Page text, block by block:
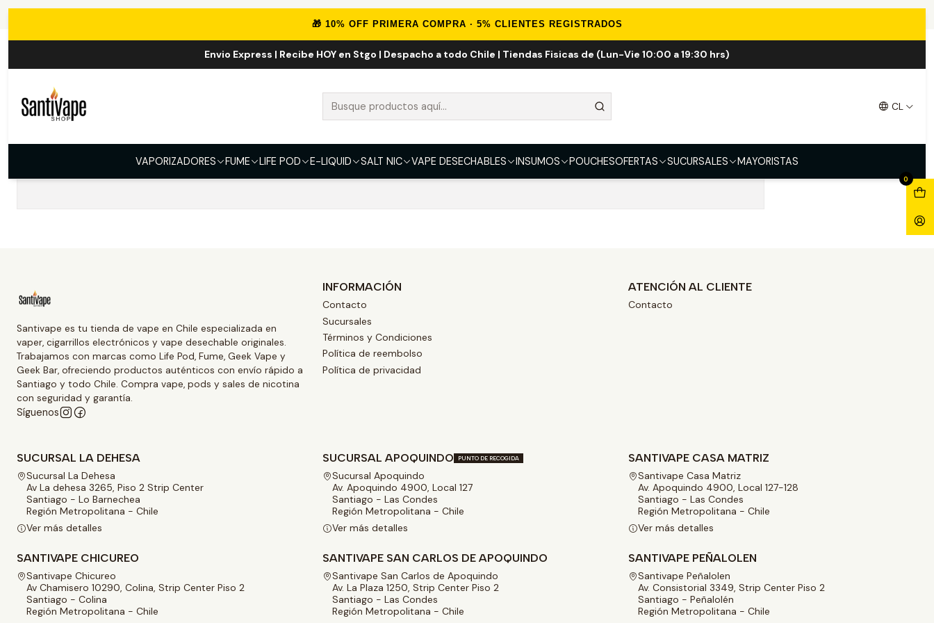
🎁 10% OFF PRIMERA COMPRA · 5% CLIENTES REGISTRADOS
Envio Express | Recibe HOY en Stgo | Despacho a todo Chile | Tiendas Fisicas de (Lun-Vie 10:00 a 19:30 hrs)
CL
VAPORIZADORES FUME LIFE POD E-LIQUID SALT NIC VAPE DESECHABLES INSUMOS POUCHESOFERTAS SUCURSALES MAYORISTAS
0
One Hit Wonder 100ml
Santivape es tu tienda de vape en Chile especializada en
vaper, cigarrillos electrónicos y vape desechable originales.
Trabajamos con marcas como Life Pod, Fume, Geek Vape y
Geek Bar, ofreciendo productos auténticos con envío rápido a
Santiago y todo Chile. Compra vape, pods y sales de nicotina
con seguridad y garantía.
Síguenos
INFORMACIÓN
Contacto
Sucursales
Términos y Condiciones
Política de reembolso
Política de privacidad
ATENCIÓN AL CLIENTE
Contacto
SUCURSAL LA DEHESA
Sucursal La Dehesa
Av La dehesa 3265, Piso 2 Strip Center
Santiago - Lo Barnechea
Región Metropolitana - Chile
Ver más detalles
SUCURSAL APOQUINDO PUNTO DE RECOGIDA
Sucursal Apoquindo
Av. Apoquindo 4900, Local 127
Santiago - Las Condes
Región Metropolitana - Chile
Ver más detalles
SANTIVAPE CASA MATRIZ
Santivape Casa Matriz
Av. Apoquindo 4900, Local 127-128
Santiago - Las Condes
Región Metropolitana - Chile
Ver más detalles
SANTIVAPE CHICUREO
Santivape Chicureo
Av Chamisero 10290, Colina, Strip Center Piso 2
Santiago - Colina
Región Metropolitana - Chile
SANTIVAPE SAN CARLOS DE APOQUINDO
Santivape San Carlos de Apoquindo
Av. La Plaza 1250, Strip Center Piso 2
Santiago - Las Condes
Región Metropolitana - Chile
SANTIVAPE PEÑALOLEN
Santivape Peñalolen
Av. Consistorial 3349, Strip Center Piso 2
Santiago - Peñalolén
Región Metropolitana - Chile